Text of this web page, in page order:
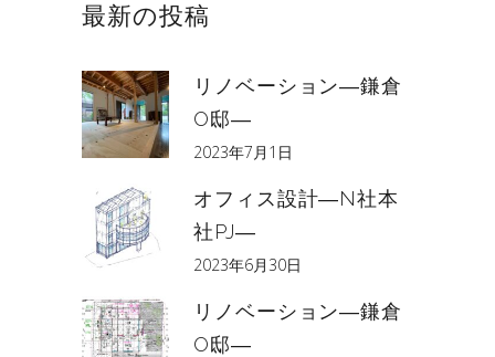
最新の投稿
リノベーション―鎌倉
O邸―
2023年7月1日
オフィス設計―N社本
社PJ―
2023年6月30日
リノベーション―鎌倉
O邸―